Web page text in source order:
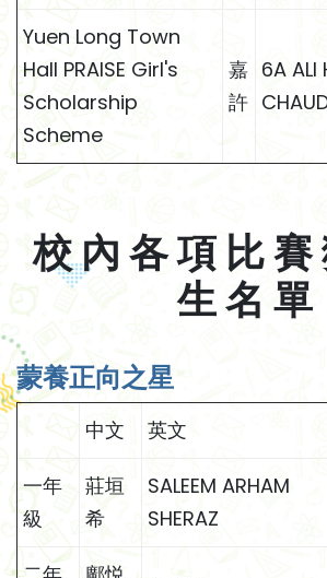
Yuen Long Town
Hall PRAISE Girl's
Scholarship
Scheme
嘉
許
6A ALI
校 內 各 項 比 賽
生 名 單
蒙養正向之星
中文 英文
一年
級
莊垣
希
SALEEM ARHAM
SHERAZ